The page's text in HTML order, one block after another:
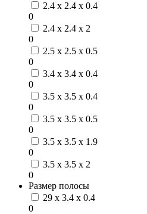
2.4 x 2.4 x 0.4
0
2.4 x 2.4 x 2
0
2.5 x 2.5 x 0.5
0
3.4 x 3.4 x 0.4
0
3.5 x 3.5 x 0.4
0
3.5 x 3.5 x 0.5
0
3.5 x 3.5 x 1.9
0
3.5 x 3.5 x 2
0
Размер полосы
29 x 3.4 x 0.4
0